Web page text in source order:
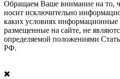
Обращаем Ваше внимание на то,
носит исключительно
каких условиях
размещенные на сайте, не
определяемой положениями
РФ.